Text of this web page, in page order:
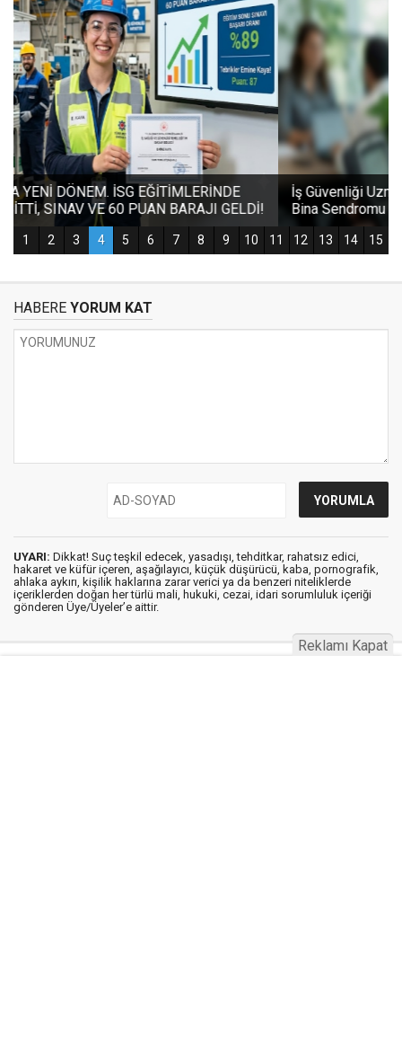
HABERE YORUM KAT
UYARI: Dikkat! Suç teşkil edecek, yasadışı, tehditkar, rahatsız edici,
hakaret ve küfür içeren, aşağılayıcı, küçük düşürücü, kaba, pornografik,
ahlaka aykırı, kişilik haklarına zarar verici ya da benzeri niteliklerde
içeriklerden doğan her türlü mali, hukuki, cezai, idari sorumluluk içeriği
gönderen Üye/Üyeler’e aittir.
Reklamı Kapat